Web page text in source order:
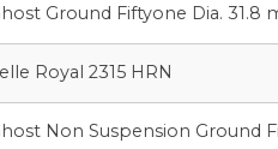
Ground Fiftyone Dia. 31.8
Royal 2315 HRN
Non Suspension Ground